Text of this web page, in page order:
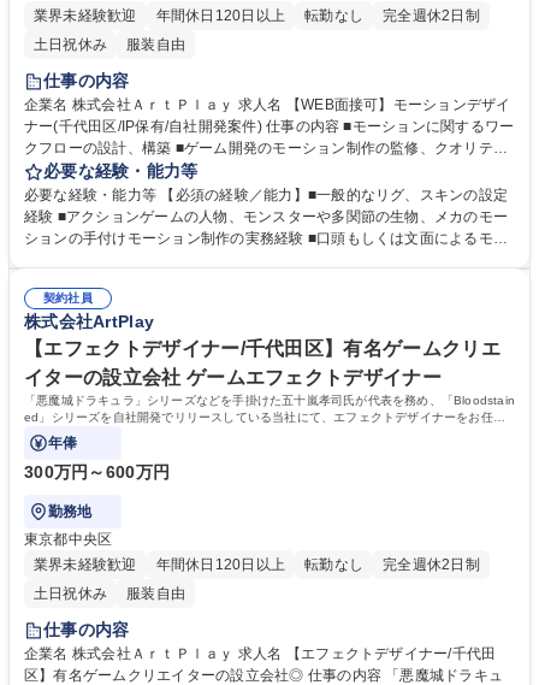
業界未経験歓迎
年間休日120日以上 転勤なし
完全週休2日制
土日祝休み
服装自由
仕事の内容
企業名 株式会社ＡｒｔＰｌａｙ 求人名 【WEB面接可】モーションデザイ
ナー(千代田区/IP保有/自社開発案件) 仕事の内容 ■モーションに関するワー
クフローの設計、構築 ■ゲーム開発のモーション制作の監修、クオリティ
管理 ■人物/モンスター/多関節の生物/メカモーションの手動作成をメイン
とした、モーション制作業務全般 【使用ツール・言語】 Unreal Engin5、
Maya ■世界に通用するタイトル開発に携わることができます。積極的に
先端の技術を吸収し、仕事に活かす事を話し合える方、「世界を震撼させ
区/IP保有/自社開発案件)
必要な経験・能力等
必要な経験・能力等 【必須の経験／能力】■一般的なリグ、スキンの設定
経験 ■アクションゲームの人物、モンスターや多関節の生物、メカのモー
ションの手付けモーション制作の実務経験 ■口頭もしくは文面によるモー
ン関連知識/経験 ■MELやスクリプトなどでの業務の自動化を得意とされる
方 ■進捗、外注管理などの経験がある方 学歴・資格 学歴：大学院 大学 高
専 短大 専修学校 高校 語学力： 資格：
契約社員
株式会社ArtPlay
【エフェクトデザイナー/千代田区】有名ゲームクリエ
イターの設立会社 ゲームエフェクトデザイナー
「悪魔城ドラキュラ」シリーズなどを手掛けた五十嵐孝司氏が代表を務め、「Bloodstain
ed」シリーズを自社開発でリリースしている当社にて、エフェクトデザイナーをお任せ
いたします。
年俸
300万円～600万円
勤務地
東京都中央区
業界未経験歓迎
年間休日120日以上 転勤なし
完全週休2日制
土日祝休み
服装自由
仕事の内容
企業名 株式会社ＡｒｔＰｌａｙ 求人名 【エフェクトデザイナー/千代田
区】有名ゲームクリエイターの設立会社◎ 仕事の内容 「悪魔城ドラキュ